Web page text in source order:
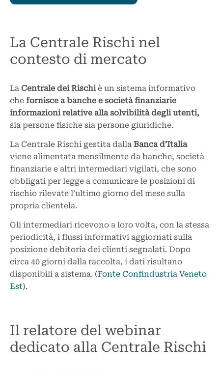
La Centrale Rischi nel
contesto di mercato
La Centrale dei Rischiè un sistema informativo
che fornisce a banche e società finanziarie
informazioni relative alla solvibilità degli utenti,
sia persone fisiche sia persone giuridiche.
La Centrale Rischi gestita dalla Banca d’Italia
viene alimentata mensilmente da banche, società
finanziarie e altri intermediari vigilati, che sono
obbligati per legge a comunicare le posizioni di
rischio rilevate l’ultimo giorno del mese sulla
propria clientela.
Gli intermediari ricevono a loro volta, con la stessa
periodicità, i flussi informativi aggiornati sulla
posizione debitoria dei clienti segnalati. Dopo
circa 40 giorni dalla raccolta, i dati risultano
disponibili a sistema. (Fonte Confindustria Veneto
Est).
Il relatore del webinar
dedicato alla Centrale Rischi